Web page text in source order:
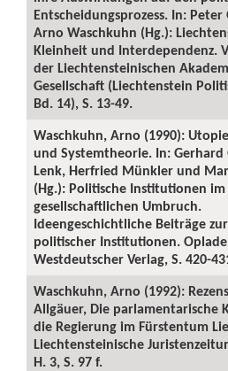
Entscheidungsprozess. In: Peter
Arno Waschkuhn (Hg.):
Kleinheit und Interdependenz.
der Liechtensteinischen
Gesellschaft (Liechtenstein
Bd. 14), S. 13-49.
Waschkuhn, Arno (1990):
und Systemtheorie. In: Gerhard
Lenk, Herfried Münkler und
(Hg.): Politische Institutionen im
gesellschaftlichen Umbruch.
Ideengeschichtliche Beiträge
politischer Institutionen.
Westdeutscher Verlag, S. 420-
Waschkuhn, Arno (1992):
Allgäuer, Die parlamentarische
die Regierung im Fürstentum
Liechtensteinische
H. 3, S. 97 f.